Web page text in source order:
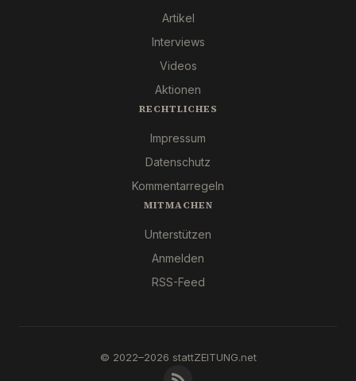
Artikel
Interviews
Videos
Aktionen
RECHTLICHES
Impressum
Datenschutz
Kommentarregeln
MITMACHEN
Unterstützen
Anmelden
RSS-Feed
© 2022–2026 stattZEITUNG.net